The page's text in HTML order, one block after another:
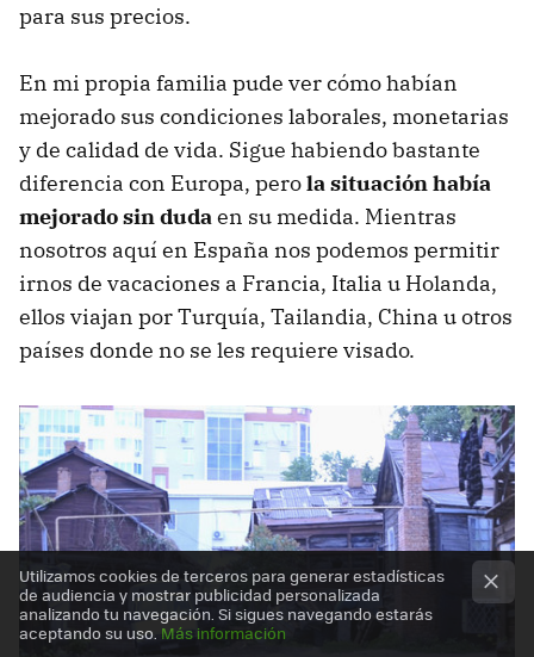
para sus precios.
En mi propia familia pude ver cómo habían
mejorado sus condiciones laborales, monetarias
y de calidad de vida. Sigue habiendo bastante
diferencia con Europa, perola situación había
mejorado sin dudaen su medida. Mientras
nosotros aquí en España nos podemos permitir
irnos de vacaciones a Francia, Italia u Holanda,
ellos viajan por Turquía, Tailandia, China u otros
países donde no se les requiere visado.
Utilizamos cookies de terceros para generar estadísticas
de audiencia y mostrar publicidad personalizada
analizando tu navegación. Si sigues navegando estarás
aceptando su uso. Más información